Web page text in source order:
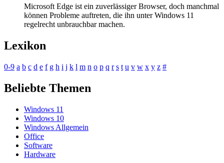
Microsoft Edge ist ein zuverlässiger Browser, doch manchmal
können Probleme auftreten, die ihn unter Windows 11
regelrecht unbrauchbar machen.
Lexikon
0-9 a b c d e f g h i j k l m n o p q r s t u v w x y z #
Beliebte Themen
Windows 11
Windows 10
Windows Allgemein
Office
Software
Hardware